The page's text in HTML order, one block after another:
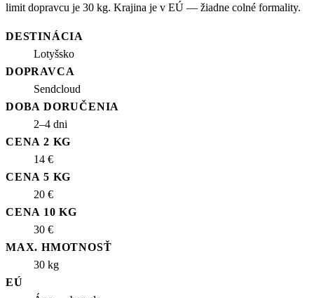
limit dopravcu je 30 kg. Krajina je v EÚ — žiadne colné formality.
DESTINÁCIA
Lotyšsko
DOPRAVCA
Sendcloud
DOBA DORUČENIA
2–4 dni
CENA 2 KG
14 €
CENA 5 KG
20 €
CENA 10 KG
30 €
MAX. HMOTNOSŤ
30 kg
EÚ